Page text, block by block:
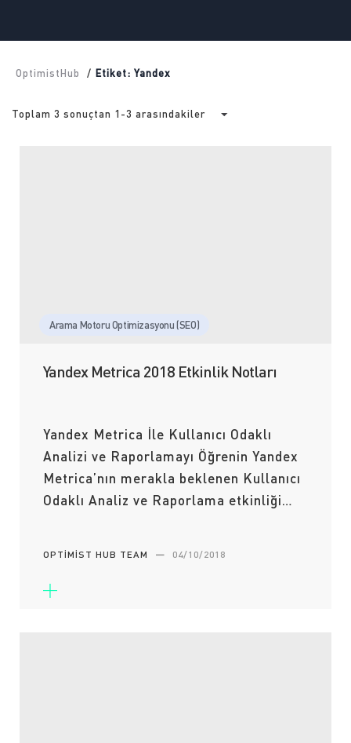
OptimistHub / Etiket: Yandex
Toplam 3 sonuçtan 1-3 arasındakiler
Arama Motoru Optimizasyonu (SEO)
Yandex Metrica 2018 Etkinlik Notları
Yandex Metrica İle Kullanıcı Odaklı
Analizi ve Raporlamayı Öğrenin Yandex
Metrica’nın merakla beklenen Kullanıcı
Odaklı Analiz ve Raporlama etkinliği…
OPTIMIST HUB TEAM — 04/10/2018